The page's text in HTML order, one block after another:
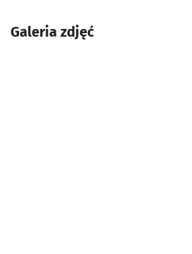
Galeria zdjęć